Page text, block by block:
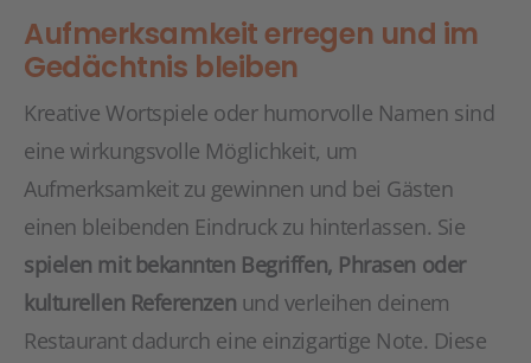
Aufmerksamkeit erregen und im
Gedächtnis bleiben
Kreative Wortspiele oder humorvolle Namen sind
eine wirkungsvolle Möglichkeit, um
Aufmerksamkeit zu gewinnen und bei Gästen
einen bleibenden Eindruck zu hinterlassen. Sie
spielen mit bekannten Begriffen, Phrasen oder
kulturellen Referenzen und verleihen deinem
Restaurant dadurch eine einzigartige Note. Diese